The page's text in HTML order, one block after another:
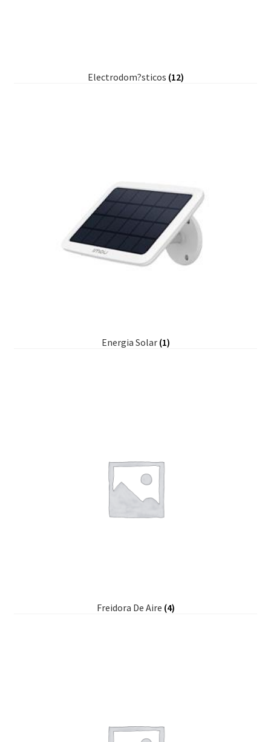
Electrodom?sticos (12)
Energia Solar (1)
Freidora De Aire (4)